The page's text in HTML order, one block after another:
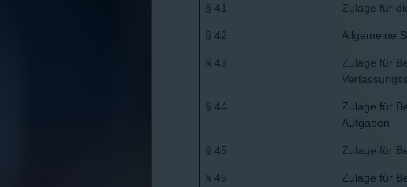
§ 41 Zulage für
§ 42 Allgemeine
§ 43
Zulage für
§ 44
Zulage für
Aufgaben
§ 45 Zulage für
§ 46
Zulage für